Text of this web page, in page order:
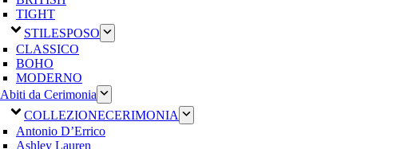
TIGHT
STILESPOSO
CLASSICO
BOHO
MODERNO
Abiti da Cerimonia
COLLEZIONECERIMONIA
Antonio D’Errico
Ashley Lauren